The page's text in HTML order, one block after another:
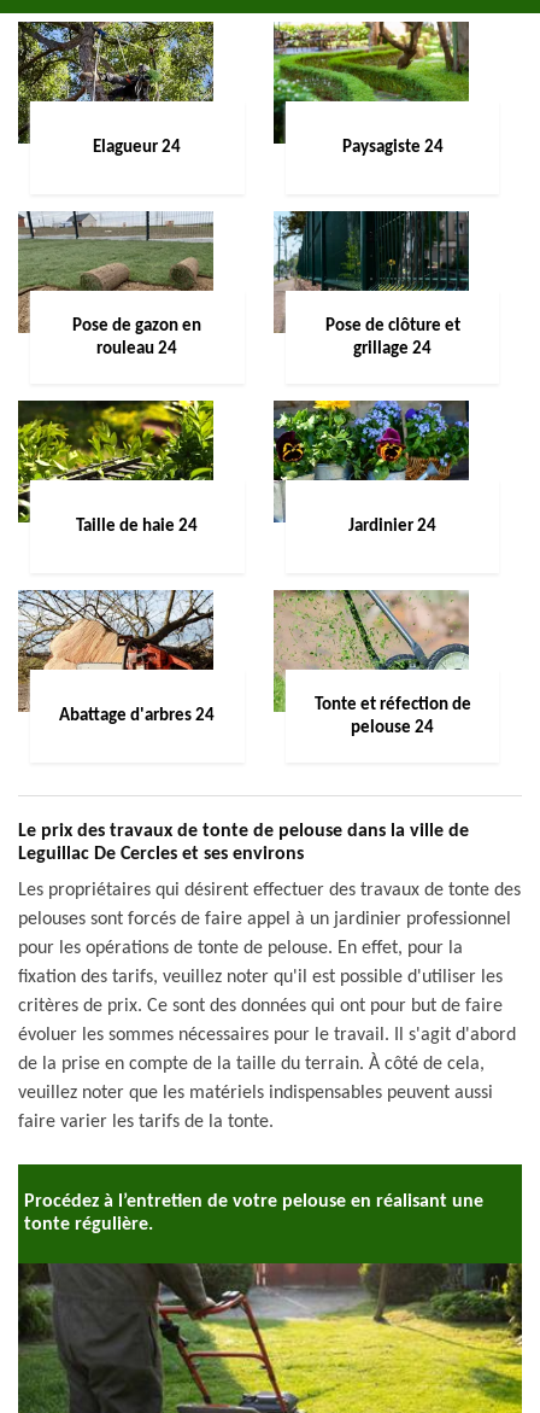
Elagueur 24 Paysagiste 24
Pose de gazon en
rouleau 24
Pose de clôture et
grillage 24
Taille de haie 24 Jardinier 24
Abattage d'arbres 24
Tonte et réfection de
pelouse 24
Le prix des travaux de tonte de pelouse dans la ville de
Leguillac De Cercles et ses environs
Les propriétaires qui désirent effectuer des travaux de tonte des
pelouses sont forcés de faire appel à un jardinier professionnel
pour les opérations de tonte de pelouse. En effet, pour la
fixation des tarifs, veuillez noter qu'il est possible d'utiliser les
critères de prix. Ce sont des données qui ont pour but de faire
évoluer les sommes nécessaires pour le travail. Il s'agit d'abord
de la prise en compte de la taille du terrain. À côté de cela,
veuillez noter que les matériels indispensables peuvent aussi
faire varier les tarifs de la tonte.
Procédez à l’entretien de votre pelouse en réalisant une
tonte régulière.